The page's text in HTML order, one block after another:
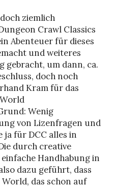
ziemlich
Crawl Classics
Abenteuer für dieses
und weiteres
gebracht, um dann, ca.
doch noch
Kram für das
Wenig
von Lizenfragen und
ja für DCC alles in
durch creative
Handhabung in
dazu geführt, dass
das schon auf